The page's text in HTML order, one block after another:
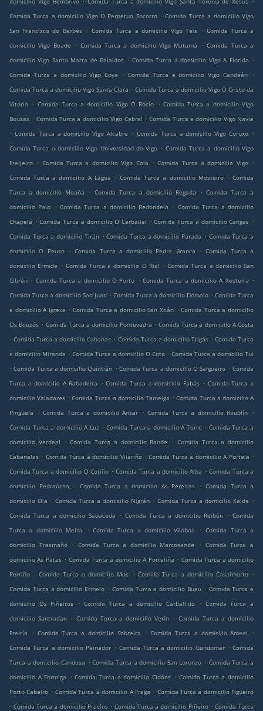
Comida Turca a domicilio Vigo O Perpetuo Socorro . Comida Turca a domicilio Vigo
San Francisco do Berbés
. Comida Turca a domicilio Vigo Teis . Comida Turca a
domicilio Vigo Beade
. Comida Turca a domicilio Vigo Matamá . Comida Turca a
domicilio Vigo Santa Marta de Balaídos . Comida Turca a domicilio Vigo A Florida .
Comida Turca a domicilio Vigo Coya
. Comida Turca a domicilio Vigo Candeán
.
Comida Turca a domicilio Vigo Santa Clara . Comida Turca a domicilio Vigo O Cristo da
Vitoria
. Comida Turca a domicilio Vigo O Rocío . Comida Turca a domicilio Vigo
Bouzas . Comida Turca a domicilio Vigo Cabral . Comida Turca a domicilio Vigo Navia
. Comida Turca a domicilio Vigo Alcabre . Comida Turca a domicilio Vigo Coruxo .
Comida Turca a domicilio Vigo Universidad de Vigo . Comida Turca a domicilio Vigo
Freijeiro . Comida Turca a domicilio Vigo Coia . Comida Turca a domicilio Vigo .
Comida Turca a domicilio A Lagoa
. Comida Turca a domicilio Mosteiro . Comida
Turca a domicilio Moaña
. Comida Turca a domicilio Regada . Comida Turca a
domicilio Paio
. Comida Turca a domicilio Redondela . Comida Turca a domicilio
Chapela . Comida Turca a domicilio O Carballal . Comida Turca a domicilio Cangas .
Comida Turca a domicilio Tirán . Comida Turca a domicilio Parada . Comida Turca a
domicilio O Pouso
. Comida Turca a domicilio Pedra Branca . Comida Turca a
domicilio Ermide . Comida Turca a domicilio O Rial . Comida Turca a domicilio San
Cibrán . Comida Turca a domicilio O Porto . Comida Turca a domicilio A Xesteira .
Comida Turca a domicilio San Juan . Comida Turca a domicilio Domaio . Comida Turca
a domicilio A Igrexa . Comida Turca a domicilio San Xoán . Comida Turca a domicilio
Os Bouzós . Comida Turca a domicilio Pontevedra . Comida Turca a domicilio A Costa
. Comida Turca a domicilio Cabanas . Comida Turca a domicilio Trigás . Comida Turca
a domicilio Miranda . Comida Turca a domicilio O Coto . Comida Turca a domicilio Tui
. Comida Turca a domicilio Quintián . Comida Turca a domicilio O Salgueiro . Comida
Turca a domicilio A Rabadeira
. Comida Turca a domicilio Fabás . Comida Turca a
domicilio Valadares . Comida Turca a domicilio Tameiga . Comida Turca a domicilio A
Pinguela
. Comida Turca a domicilio Ansar . Comida Turca a domicilio Roublín
.
Comida Turca a domicilio A Luz . Comida Turca a domicilio A Torre . Comida Turca a
domicilio Verdeal
. Comida Turca a domicilio Rande . Comida Turca a domicilio
Cabanelas . Comida Turca a domicilio Vilariño . Comida Turca a domicilio A Portela .
Comida Turca a domicilio O Cotiño . Comida Turca a domicilio Alba . Comida Turca a
domicilio Pedraúcha
. Comida Turca a domicilio As Pereiras . Comida Turca a
domicilio Oia . Comida Turca a domicilio Nigrán . Comida Turca a domicilio Xalde .
Comida Turca a domicilio Sabaceda
. Comida Turca a domicilio Reibón . Comida
Turca a domicilio Meira
. Comida Turca a domicilio Vilaboa . Comida Turca a
domicilio Trasmañó
. Comida Turca a domicilio Marcosende . Comida Turca a
domicilio As Patas . Comida Turca a domicilio A Porteliña . Comida Turca a domicilio
Porriño . Comida Turca a domicilio Mos . Comida Turca a domicilio Casalmorto .
Comida Turca a domicilio Ermelo . Comida Turca a domicilio Bueu . Comida Turca a
domicilio Os Piñeiros
. Comida Turca a domicilio Carballido . Comida Turca a
domicilio Santradan . Comida Turca a domicilio Verín . Comida Turca a domicilio
Freiría
. Comida Turca a domicilio Sobreira . Comida Turca a domicilio Ameal
.
Comida Turca a domicilio Peinador . Comida Turca a domicilio Gondomar . Comida
Turca a domicilio Candosa . Comida Turca a domicilio San Lorenzo . Comida Turca a
domicilio A Formiga
. Comida Turca a domicilio Cidáns . Comida Turca a domicilio
Porto Cabeiro . Comida Turca a domicilio A Fraga . Comida Turca a domicilio Figueiró
. Comida Turca a domicilio Pracíns . Comida Turca a domicilio Piñeiro . Comida Turca